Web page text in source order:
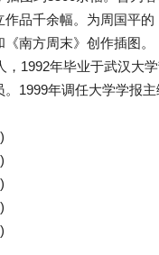
作品千余幅。为周国平
南方周末》创作插图。
1992年毕业于武汉大
1999年调任大学学报